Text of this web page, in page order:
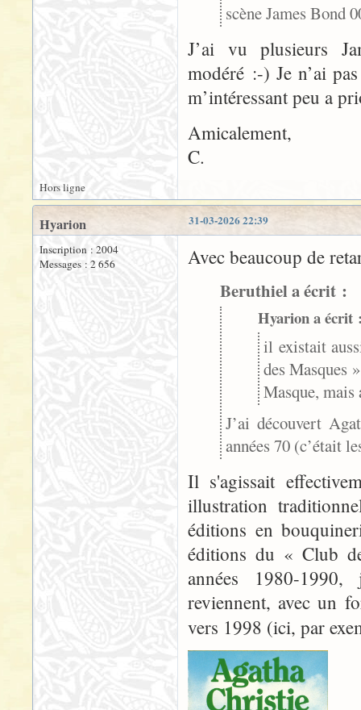
scène James Bond
J’ai vu plusieurs
modéré :-) Je n’ai
m’intéressant peu a
Amicalement,
C.
Hors ligne
31-03-2026 22:39
Hyarion
Inscription : 2004
Messages : 2 656
Avec beaucoup de
Beruthiel a écrit :
Hyarion a écrit
il existait
des Masques
Masque,
J’ai découvert
années 70 (c’était
Il s'agissait
illustration
éditions en
éditions du « Club
années 1980-
reviennent, avec un
vers 1998 (ici, par